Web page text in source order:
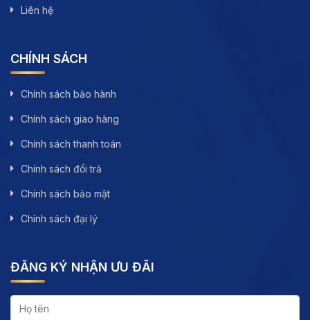
Liên hệ
CHÍNH SÁCH
Chính sách bảo hành
Chính sách giao hàng
Chính sách thanh toán
Chính sách đổi trả
Chính sách bảo mật
Chính sách đại lý
ĐĂNG KÝ NHẬN ƯU ĐÃI